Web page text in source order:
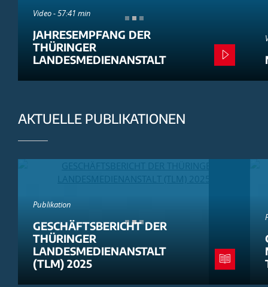
Video - 57:41 min
JAHRESEMPFANG DER
THÜRINGER
LANDESMEDIENANSTALT
AKTUELLE PUBLIKATIONEN
Publikation
GESCHÄFTSBERICHT DER
THÜRINGER
LANDESMEDIENANSTALT
(TLM) 2025